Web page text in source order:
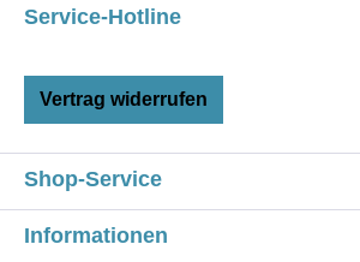
Service-Hotline
Vertrag widerrufen
Shop-Service
Informationen